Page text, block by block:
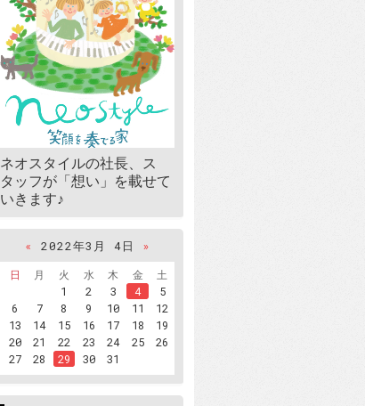
ネオスタイルの社長、ス
タッフが「想い」を載せて
いきます♪
« 2022年3月 4日
»
日
月 火 水 木 金
土
1
2 3 4
5
6
7 8 9 10 11
12
13
14 15 16 17 18
19
20
21 22 23 24 25
26
27
28 29 30 31